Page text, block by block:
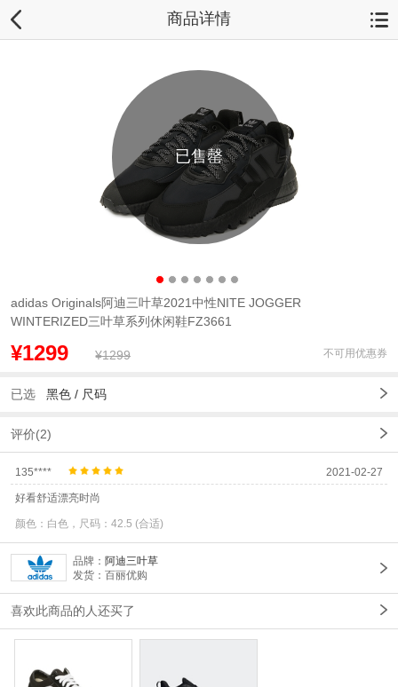
商品详情
已售罄
adidas Originals阿迪三叶草2021中性NITE JOGGER
WINTERIZED三叶草系列休闲鞋FZ3661
¥1299 ¥1299 不可用优惠券
已选 黑色 / 尺码
评价(2)
135**** 2021-02-27
好看舒适漂亮时尚
颜色：白色，尺码：42.5 (合适)
品牌： 阿迪三叶草
发货：百丽优购
喜欢此商品的人还买了